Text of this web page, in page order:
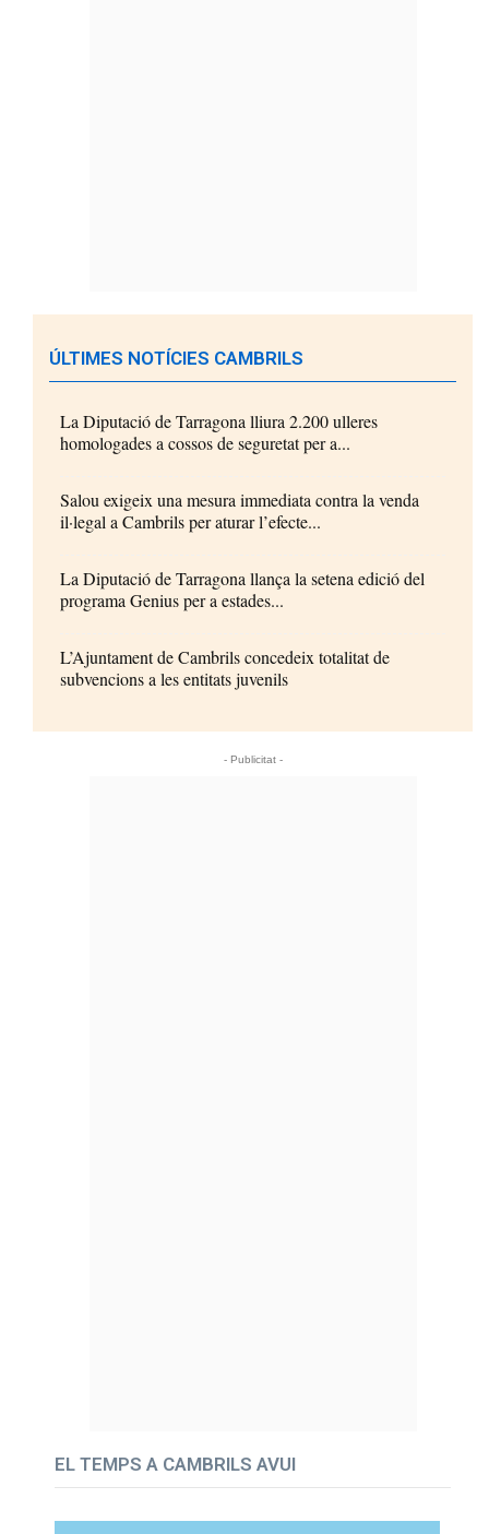
ÚLTIMES NOTÍCIES CAMBRILS
La Diputació de Tarragona lliura 2.200 ulleres
homologades a cossos de seguretat per a...
Salou exigeix una mesura immediata contra la venda
il·legal a Cambrils per aturar l’efecte...
La Diputació de Tarragona llança la setena edició del
programa Genius per a estades...
L’Ajuntament de Cambrils concedeix totalitat de
subvencions a les entitats juvenils
- Publicitat -
EL TEMPS A CAMBRILS AVUI